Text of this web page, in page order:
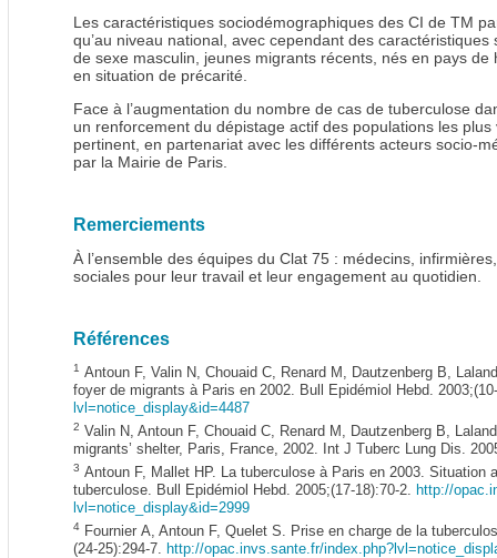
Les caractéristiques sociodémographiques des CI de TM
qu’au niveau national, avec cependant des
de sexe masculin, jeunes migrants récents, nés en pays
en situation de précarité.
Face à l’augmentation du nombre de cas de tuberculose
un renforcement du dépistage actif des populations les
pertinent, en partenariat avec les différents acteurs socio-
par la Mairie de Paris.
Remerciements
À l’ensemble des équipes du Clat 75 : médecins,
sociales pour leur travail et leur engagement au quotidien.
Références
1 Antoun F, Valin N, Chouaid C, Renard M, Dautzenberg B,
foyer de migrants à Paris en 2002. Bull Epidémiol Hebd.
lvl=notice_display&id=4487
2 Valin N, Antoun F, Chouaid C, Renard M, Dautzenberg B,
migrants’ shelter, Paris, France, 2002. Int J Tuberc Lung Dis.
3 Antoun F, Mallet HP. La tuberculose à Paris en 2003.
tuberculose. Bull Epidémiol Hebd. 2005;(17-18):70-2. http://
lvl=notice_display&id=2999
4 Fournier A, Antoun F, Quelet S. Prise en charge de la
(24-25):294-7. http://opac.invs.sante.fr/